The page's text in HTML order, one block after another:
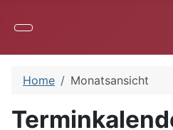
Home Monatsansicht